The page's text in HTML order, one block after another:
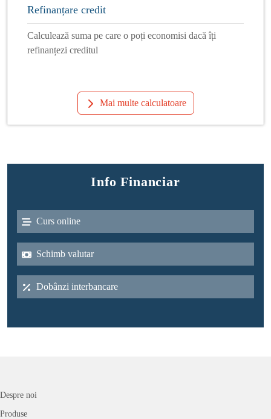
Refinanțare credit
Calculează suma pe care o poți economisi dacă îți
refinanțezi creditul
Mai multe calculatoare
Info Financiar
Curs online
Schimb valutar
Dobânzi interbancare
Despre noi
Produse